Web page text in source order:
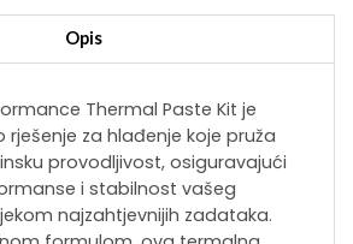
Opis
Thermal Paste Kit je
rješenje za hlađenje koje pruža
provodljivost, osiguravajući
i stabilnost vašeg
najzahtjevnijih zadataka.